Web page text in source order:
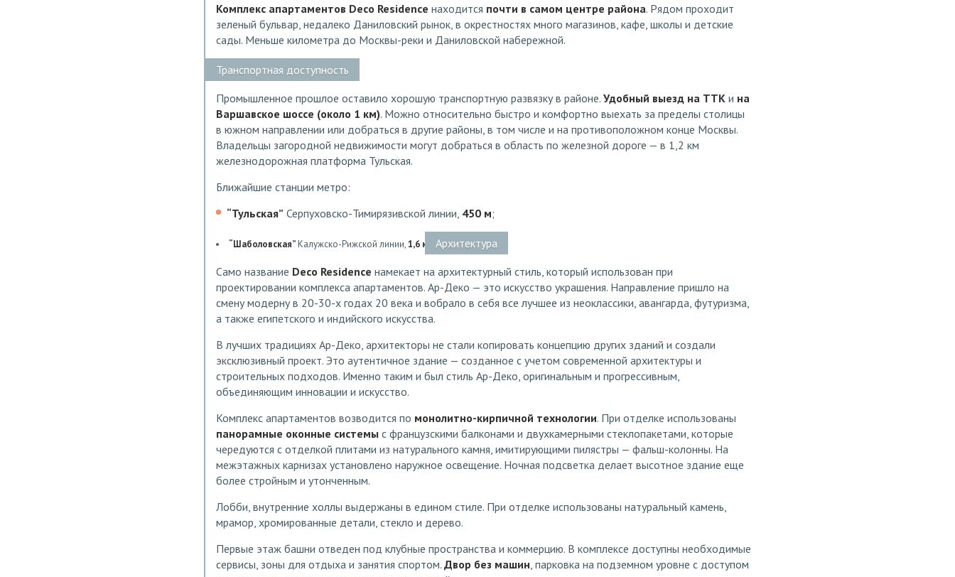
Комплекс апартаментов Deco Residence находится почти в самом центре района. Рядом проходит
зеленый бульвар, недалеко Даниловский рынок, в окрестностях много магазинов, кафе, школы и детские
сады. Меньше километра до Москвы-реки и Даниловской набережной.
Транспортная доступность
Промышленное прошлое оставило хорошую транспортную развязку в районе. Удобный выезд на ТТК и на
Варшавское шоссе (около 1 км). Можно относительно быстро и комфортно выехать за пределы столицы
в южном направлении или добраться в другие районы, в том числе и на противоположном конце Москвы.
Владельцы загородной недвижимости могут добраться в область по железной дороге — в 1,2 км
железнодорожная платформа Тульская.
Ближайшие станции метро:
“Тульская” Серпуховско-Тимирязивской линии, 450 м;
“Шаболовская”Калужско-Рижской линии,1,6 км. Архитектура
Само название Deco Residence намекает на архитектурный стиль, который использован при
проектировании комплекса апартаментов. Ар-Деко — это искусство украшения. Направление пришло на
смену модерну в 20-30-х годах 20 века и вобрало в себя все лучшее из неоклассики, авангарда, футуризма,
а также египетского и индийского искусства.
В лучших традициях Ар-Деко, архитекторы не стали копировать концепцию других зданий и создали
эксклюзивный проект. Это аутентичное здание — созданное с учетом современной архитектуры и
строительных подходов. Именно таким и был стиль Ар-Деко, оригинальным и прогрессивным,
объединяющим инновации и искусство.
Комплекс апартаментов возводится по монолитно-кирпичной технологии. При отделке использованы
панорамные оконные системы с французскими балконами и двухкамерными стеклопакетами, которые
чередуются с отделкой плитами из натурального камня, имитирующими пилястры — фальш-колонны. На
межэтажных карнизах установлено наружное освещение. Ночная подсветка делает высотное здание еще
более стройным и утонченным.
Лобби, внутренние холлы выдержаны в едином стиле. При отделке использованы натуральный камень,
мрамор, хромированные детали, стекло и дерево.
Первые этаж башни отведен под клубные пространства и коммерцию. В комплексе доступны необходимые
сервисы, зоны для отдыха и занятия спортом. Двор без машин, парковка на подземном уровне с доступом